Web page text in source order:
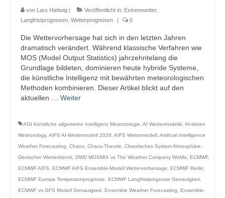
Glossar
Datenschutz
Impressum
von Lars Hattwig | Veröffentlicht in: Extremwetter,
Langfristprognosen Wetterprognosen | 0
Die Wettervorhersage hat sich in den letzten Jahren
dramatisch verändert. Während klassische Verfahren wie
MOS (Model Output Statistics) jahrzehntelang die
Grundlage bildeten, dominieren heute hybride Systeme,
die künstliche Intelligenz mit bewährten meteorologischen
Methoden kombinieren. Dieser Artikel blickt auf den
aktuellen … Weiter
AGI künstliche allgemeine Intelligenz Meteorologie AI Wettermodelle AI-driven
Meteorology, AIFS AI-Wettermodell 2026 AIFS Wettermodell Artificial Intelligence
Weather Forecasting
Chaos Chaos-Theorie Chaotisches System Atmosphäre
Deutscher Wetterdienst DWD MOSMIX vs The Weather Company WxMix ECMWF,
ECMWF AIFS
ECMWF AIFS Ensemble-Modell Wettervorhersage ECMWF Berlin
ECMWF Europa Temperaturprognose
ECMWF Langfristprognose Genauigkeit
ECMWF vs GFS Modell Genauigkeit Ensemble Weather Forecasting
Ensemble-